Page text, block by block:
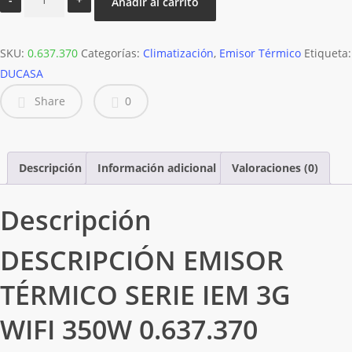
TERMICO
IEM
3G
WIFI
350W
DUCASA
cantidad
SKU: 0.637.370 Categorías: Climatización, Emisor Térmico Etiqueta:
DUCASA
Share
0
Descripción Información adicional Valoraciones (0)
Descripción
DESCRIPCIÓN EMISOR
TÉRMICO SERIE IEM 3G
WIFI 350W 0.637.370